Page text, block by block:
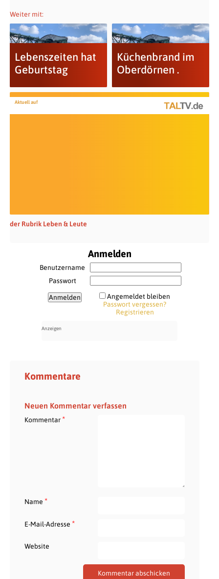
Weiter mit:
Lebenszeiten hat
Geburtstag
Küchenbrand im
Oberdörnen .
Aktuell auf
der Rubrik Leben & Leute
Anmelden
Benutzername
Passwort
Angemeldet bleiben
Passwort vergessen?
Registrieren
Kommentare
Neuen Kommentar verfassen
Kommentar*
Name *
E-Mail-Adresse *
Website